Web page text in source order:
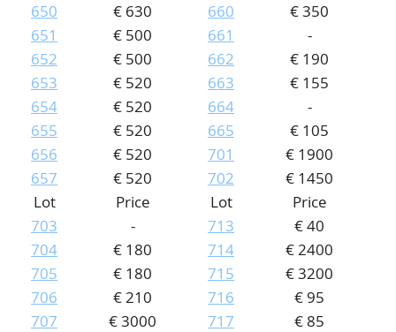
650
€ 630
651
€ 500
652
€ 500
653
€ 520
654
€ 520
655
€ 520
656
€ 520
657
€ 520
660
€ 350
661
-
662
€ 190
663
€ 155
664
-
665
€ 105
701
€ 1900
702
€ 1450
Lot
Price
703
-
704
€ 180
705
€ 180
706
€ 210
707
€ 3000
Lot
Price
713
€ 40
714
€ 2400
715
€ 3200
716
€ 95
717
€ 85